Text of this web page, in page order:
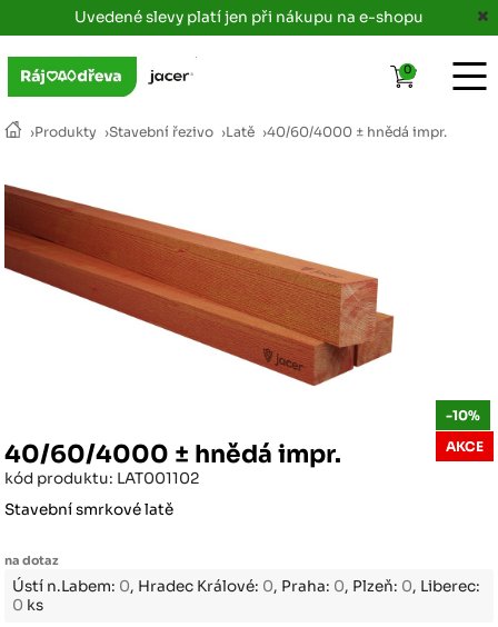
Uvedené slevy platí jen při nákupu na e-shopu
›Produkty ›Stavební řezivo ›Latě ›40/60/4000 ± hnědá impr.
40/60/4000 ± hnědá impr.
kód produktu: LAT001102
Stavební smrkové latě
na dotaz
Ústí n.Labem: 0, Hradec Králové: 0, Praha: 0, Plzeň: 0, Liberec:
0 ks
-10%
AKCE
0